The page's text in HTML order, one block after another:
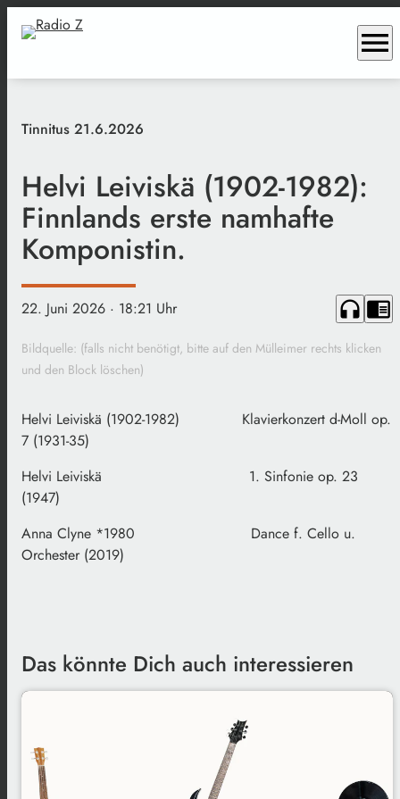
menu
Tinnitus 21.6.2026
Helvi Leiviskä (1902-1982):
Finnlands erste namhafte
Komponistin.
22. Juni 2026 · 18:21 Uhr headphones chrome_reader_mode
Bildquelle: (falls nicht benötigt, bitte auf den Mülleimer rechts klicken
und den Block löschen)
Helvi Leiviskä (1902-1982) Klavierkonzert d-Moll op.
7 (1931-35)
Helvi Leiviskä 1. Sinfonie op. 23
(1947)
Anna Clyne *1980 Dance f. Cello u.
Orchester (2019)
Das könnte Dich auch interessieren